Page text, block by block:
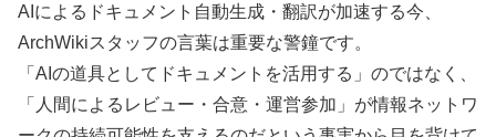
AIによるドキュメント自動生成・翻訳が加速する今、
ArchWikiスタッフの言葉は重要な警鐘です。
「AIの道具としてドキュメントを活用する」のではなく、
「人間によるレビュー・合意・運営参加」が情報ネットワ